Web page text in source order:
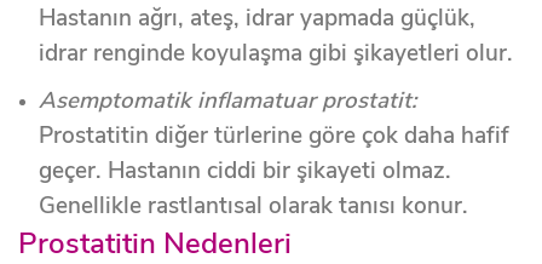
Hastanın ağrı, ateş, idrar yapmada güçlük,
idrar renginde koyulaşma gibi şikayetleri olur.
Asemptomatik inflamatuar prostatit:
Prostatitin diğer türlerine göre çok daha hafif
geçer. Hastanın ciddi bir şikayeti olmaz.
Genellikle rastlantısal olarak tanısı konur.
Prostatitin Nedenleri